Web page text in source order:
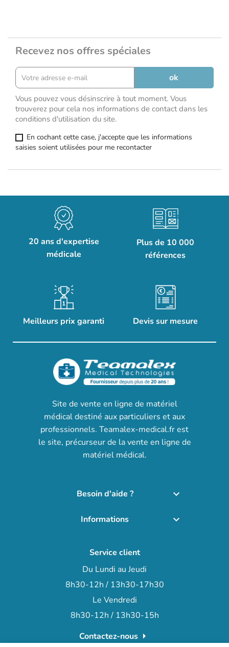
Recevez nos offres spéciales
Vous pouvez vous désinscrire à tout moment. Vous
trouverez pour cela nos informations de contact dans les
conditions d'utilisation du site.
En cochant cette case, j'accepte que les informations
saisies soient utilisées pour me recontacter
20 ans d'expertise
médicale
Plus de 10 000
références
Meilleurs prix garanti Devis sur mesure
Site de vente en ligne de matériel
médical destiné aux particuliers et aux
professionnels. Teamalex-medical.fr est
le site, précurseur de la vente en ligne de
matériel médical.
Besoin d'aide ? 
Informations 
Service client
Du Lundi au Jeudi
8h30-12h / 13h30-17h30
Le Vendredi
8h30-12h / 13h30-15h
Contactez-nousarrow_right